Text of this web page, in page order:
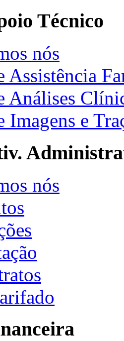
Técnico
nós
Assistência
Análises
Imagens e
nós